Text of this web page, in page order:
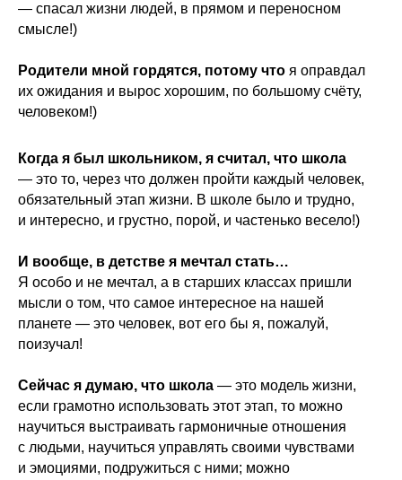
— спасал жизни людей, в прямом и переносном
смысле!)
Родители мной гордятся, потому что я оправдал
их ожидания и вырос хорошим, по большому счёту,
человеком!)
Когда я был школьником, я считал, что школа
— это то, через что должен пройти каждый человек,
обязательный этап жизни. В школе было и трудно,
и интересно, и грустно, порой, и частенько весело!)
И вообще, в детстве я мечтал стать…
Я особо и не мечтал, а в старших классах пришли
мысли о том, что самое интересное на нашей
планете — это человек, вот его бы я, пожалуй,
поизучал!
Сейчас я думаю, что школа — это модель жизни,
если грамотно использовать этот этап, то можно
научиться выстраивать гармоничные отношения
с людьми, научиться управлять своими чувствами
и эмоциями, подружиться с ними; можно